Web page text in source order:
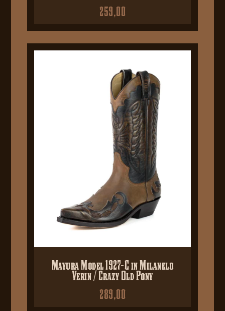
259,00
Mayura Model 1927-C in Milanelo
Verin / Crazy Old Pony
289,00